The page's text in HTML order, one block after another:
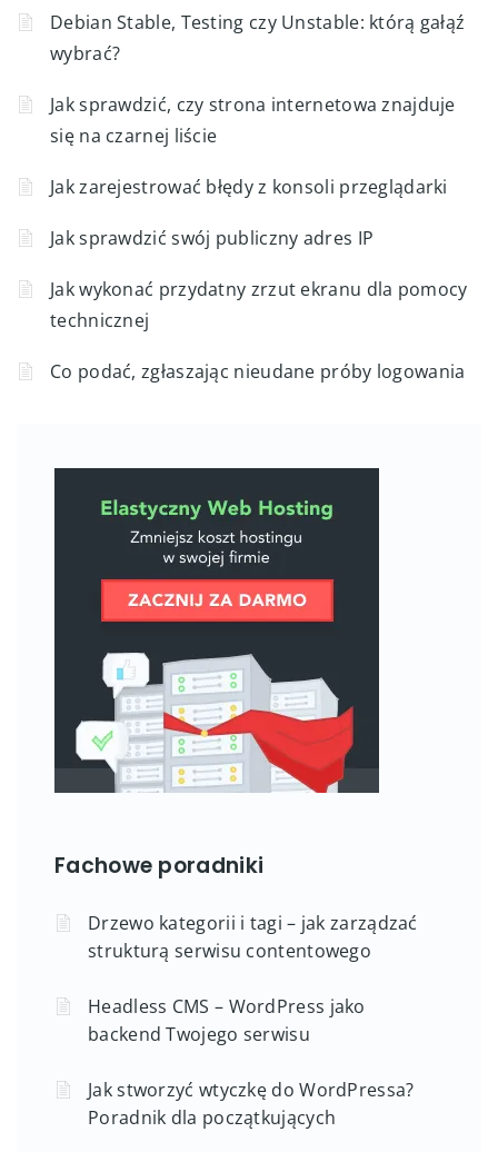
Debian Stable, Testing czy Unstable: którą gałąź
wybrać?
Jak sprawdzić, czy strona internetowa znajduje
się na czarnej liście
Jak zarejestrować błędy z konsoli przeglądarki
Jak sprawdzić swój publiczny adres IP
Jak wykonać przydatny zrzut ekranu dla pomocy
technicznej
Co podać, zgłaszając nieudane próby logowania
Fachowe poradniki
Drzewo kategorii i tagi – jak zarządzać
strukturą serwisu contentowego
Headless CMS – WordPress jako
backend Twojego serwisu
Jak stworzyć wtyczkę do WordPressa?
Poradnik dla początkujących